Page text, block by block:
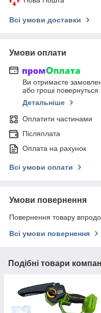
Всі умови доставки
Умови оплати
Ви отримаєте
або гроші
Детальніше
Оплатити частинами
Післяплата
Оплата на рахунок
Всі умови оплати
Умови повернення
Повернення товару
Всі умови повернення
Подібні товари